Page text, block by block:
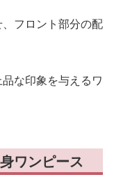
フロント部分の配
な印象を与えるワ
ワンピース